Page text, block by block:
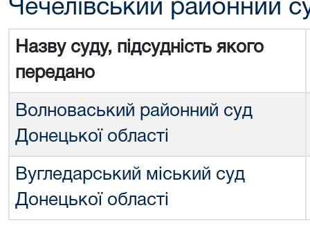
Чечелівський районний
Назву суду, підсудність якого
передано
Волноваський районний суд
Донецької області
Вугледарський міський суд
Донецької області